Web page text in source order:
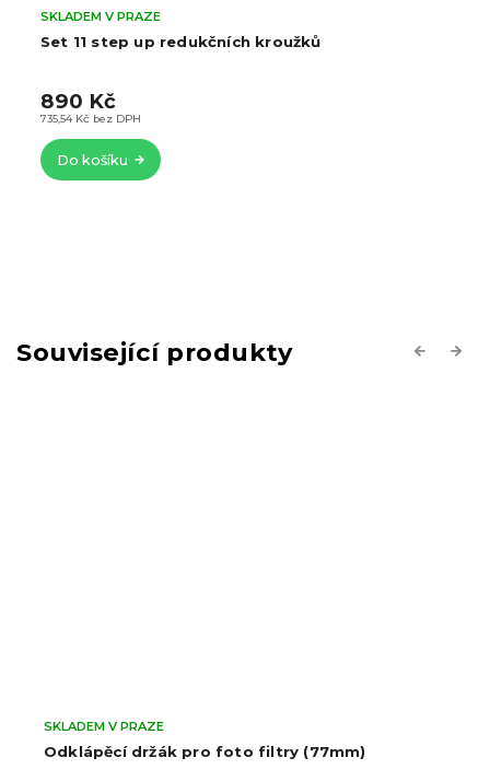
Set 11 step up redukčních kroužků
SKLADEM V PRAZE
735,54 Kč bez DPH
890 Kč
Do košíku
Související produkty Previous
Odklápěcí držák pro foto filtry (77mm)
SKLADEM V PRAZE
Next